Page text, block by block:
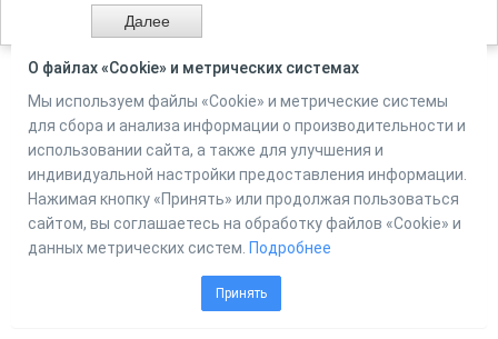
Powered by
Online Test Pad
О файлах «Cookie» и метрических системах
Мы используем файлы «Cookie» и метрические системы
для сбора и анализа информации о производительности и
использовании сайта, а также для улучшения и
индивидуальной настройки предоставления информации.
Нажимая кнопку «Принять» или продолжая пользоваться
сайтом, вы соглашаетесь на обработку файлов «Cookie» и
данных метрических систем. Подробнее
Принять